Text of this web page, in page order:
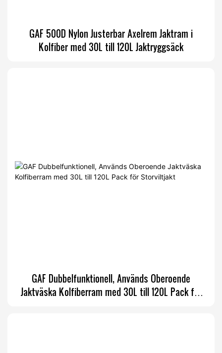
GAF 500D Nylon Justerbar Axelrem Jaktram i
Kolfiber med 30L till 120L Jaktryggsäck
GAF Dubbelfunktionell, Används Oberoende
Jaktväska Kolfiberram med 30L till 120L Pack för